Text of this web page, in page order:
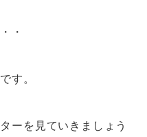
・
す。
ーを見ていきましょう